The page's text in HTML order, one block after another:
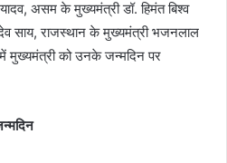
असम के मुख्यमंत्री डॉ. हिमंत बिश्व
देव साय, राजस्थान के मुख्यमंत्री भजनलाल
मुख्यमंत्री को उनके जन्मदिन पर